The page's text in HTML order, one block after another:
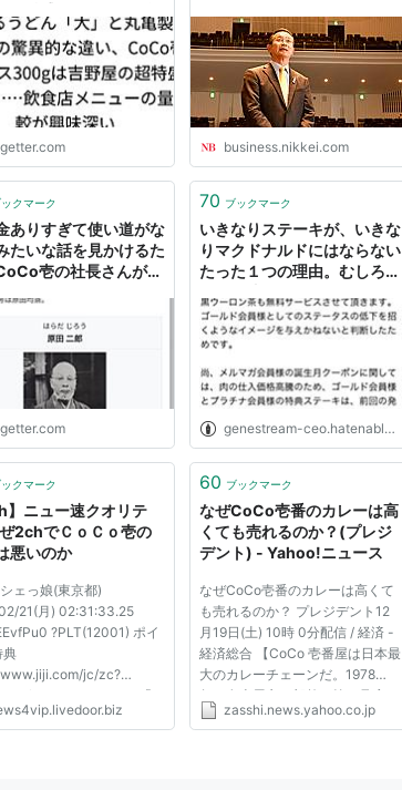
ューの量比較が興味深
business.nikkei.com
クマーク
ありすぎて使い道がな
たいな話を見かけるた
壱の社長さんが築
を思い出す
70 ブックマーク
いきなりステーキが、いきな
りマクドナルドにはならない
たった１つの理由。むしろ
中を空っぽにするブログ
genestream-ceo.hatenablog.com
クマーク
】ニュー速クオリテ
2chでＣｏＣｏ壱の
悪いのか
ェっ娘(東京都)
21(月) 02:31:33.25
?PLT(12001) ポイ
典
jc/zc?
2011021000478 「カ
スＣｏＣｏ壱番屋」、米
60 ブックマーク
なぜCoCo壱番のカレーは高
くても売れるのか？(プレジ
デント) - Yahoo!ニュース
なぜCoCo壱番のカレーは高くて
も売れるのか？ プレジデント12
月19日(土) 10時 0分配信 / 経済 -
経済総合 【CoCo 壱番屋は日本最
大のカレーチェーンだ。1978
年、名古屋市の郊外に第一号店を
オープン、今では1207店を擁す
zasshi.news.yahoo.co.jp